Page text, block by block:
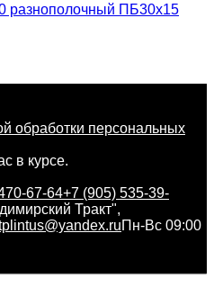
разнополочный ПБ30х15
обработки персональных
в курсе.
67-64+7 (905) 535-39-
Тракт",
Пн-Вс 09:00